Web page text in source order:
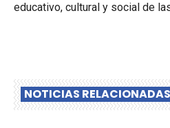
educativo, cultural y social de
NOTICIAS RELACIONADAS